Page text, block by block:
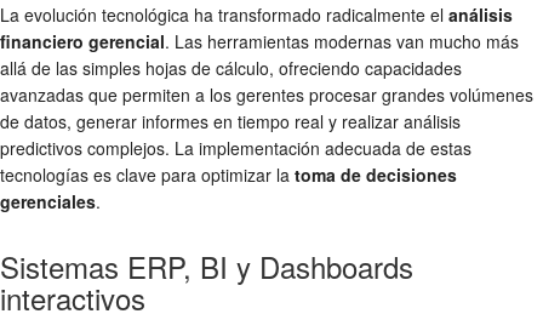
La evolución tecnológica ha transformado radicalmente el análisis
financiero gerencial. Las herramientas modernas van mucho más
allá de las simples hojas de cálculo, ofreciendo capacidades
avanzadas que permiten a los gerentes procesar grandes volúmenes
de datos, generar informes en tiempo real y realizar análisis
predictivos complejos. La implementación adecuada de estas
tecnologías es clave para optimizar la toma de decisiones
gerenciales.
Sistemas ERP, BI y Dashboards
interactivos